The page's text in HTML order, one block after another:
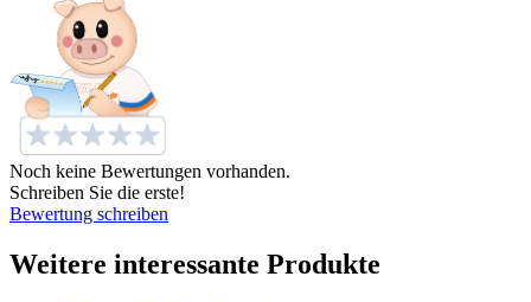
Noch keine Bewertungen vorhanden.
Schreiben Sie die erste!
Bewertung schreiben
Weitere interessante Produkte